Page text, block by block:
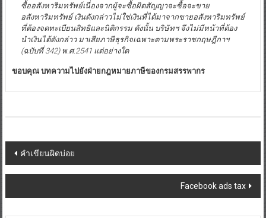
ซื้ออสังหาริมทรัพย์เนื่องจากผู้จะซื้อผิดสัญญาจะซื้อจะขาย
อสังหาริมทรัพย์ เงินดังกล่าวไม่ใช่เงินที่ได้มาจากขายอสังหาริมทรัพย์
ที่ต้องจดทะเบียนสิทธิและนิติกรรม ดังนั้น บริษัทฯ จึงไม่มีหน้าที่ต้อง
นำเงินได้ดังกล่าว มาเสียภาษีธุรกิจเฉพาะตามพระราชกฤษฎีกาฯ
(ฉบับที่ 342) พ.ศ.2541 แต่อย่างใด
ขอบคุณ บทความไปยังฝ่ายกฎหมายภาษีของกรมสรรพากร
Post
navigation
คำเขียนผิดบ่อย
Facebook ads tax